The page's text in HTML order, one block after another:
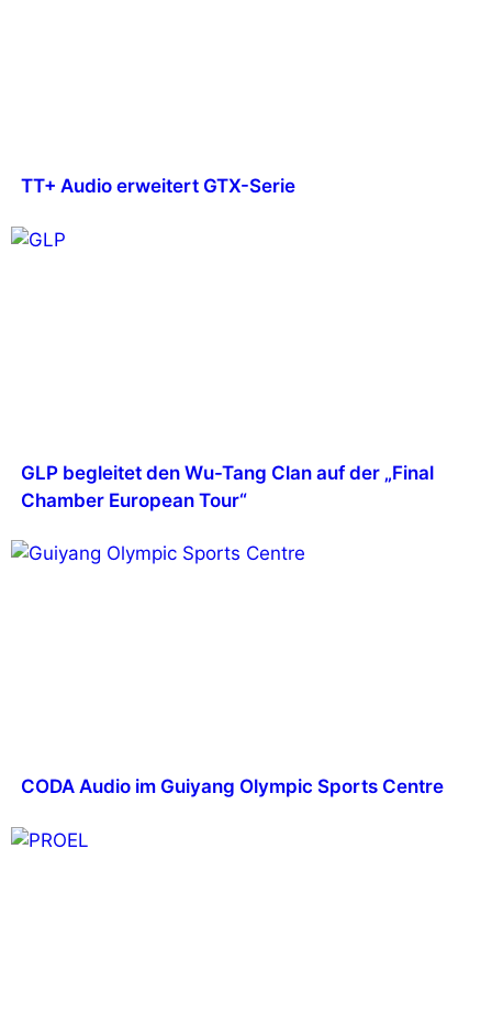
TT+ Audio erweitert GTX-Serie
GLP begleitet den Wu-Tang Clan auf der „Final
Chamber European Tour“
CODA Audio im Guiyang Olympic Sports Centre